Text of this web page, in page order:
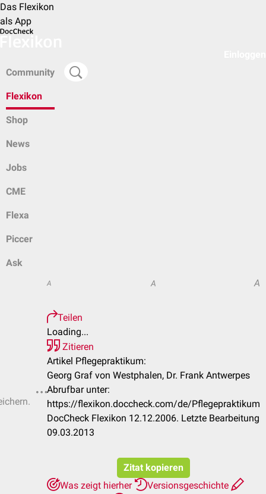
Das Flexikon
als App
Community
Flexikon
Shop
News
Jobs
CME
Flexa
Piccer
Ask
A A A
Teilen
Loading...
Zitieren
Artikel Pflegepraktikum:
Georg Graf von Westphalen, Dr. Frank Antwerpes
Abrufbar unter:
https://flexikon.doccheck.com/de/Pflegepraktikum
DocCheck Flexikon 12.12.2006. Letzte Bearbeitung
09.03.2013
Zitat kopieren
Was zeigt hierher
Versionsgeschichte